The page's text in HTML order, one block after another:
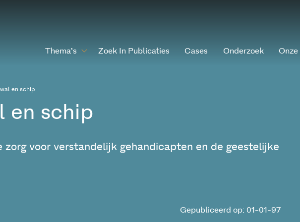
Thema’s Zoek In Publicaties Cases Onderzoek
en schip
en schip
zorg voor verstandelijk gehandicapten en de geestelijke
Gepubliceerd op: 01-01-97